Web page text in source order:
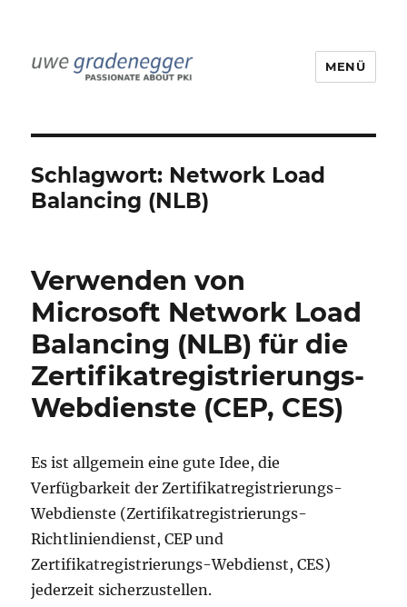
MENÜ
Schlagwort: Network Load
Balancing (NLB)
Verwenden von
Microsoft Network Load
Balancing (NLB) für die
Zertifikatregistrierungs-
Webdienste (CEP, CES)
Es ist allgemein eine gute Idee, die
Verfügbarkeit der Zertifikatregistrierungs-
Webdienste (Zertifikatregistrierungs-
Richtliniendienst, CEP und
Zertifikatregistrierungs-Webdienst, CES)
jederzeit sicherzustellen.